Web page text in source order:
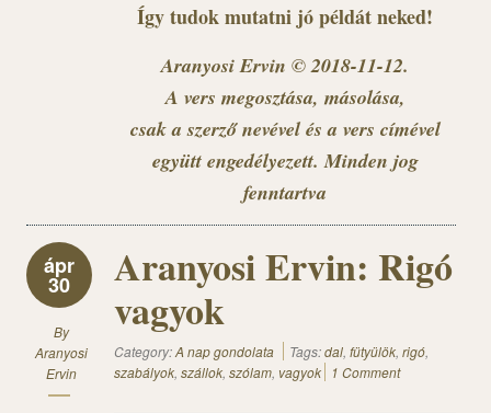
Így tudok mutatni jó példát neked!
Aranyosi Ervin © 2018-11-12.
A vers megosztása, másolása,
csak a szerző nevével és a vers címével
együtt engedélyezett. Minden jog
fenntartva
ápr
30
By
Aranyosi
Ervin
Aranyosi Ervin: Rigó
vagyok
Category:A nap gondolata Tags:dal, fütyülök, rigó,
szabályok, szállok, szólam, vagyok 1 Comment